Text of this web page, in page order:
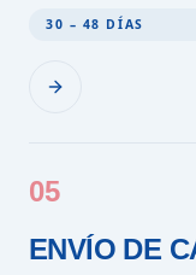
30 – 48 DÍAS
05
ENVÍO DE